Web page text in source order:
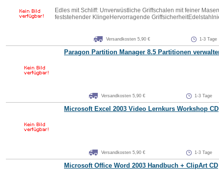
Edles mit Schliff: Unverwüstliche Griffschalen mit feiner
feststehender KlingeHervorragende
Versandkosten 5,90 € 1-3 Tage
Paragon Partition Manager 8.5 Partitionen
Versandkosten 5,90 € 1-3 Tage
Microsoft Excel 2003 Video Lernkurs Workshop CD
Versandkosten 5,90 € 1-3 Tage
Microsoft Office Word 2003 Handbuch + ClipArt CD